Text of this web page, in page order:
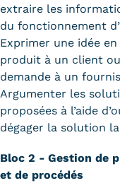
extraire les
du fonctionnement
Exprimer une idée
produit à un client
demande à un
Argumenter les
proposées à l’aide
dégager la solution
Bloc 2 - Gestion de
et de procédés